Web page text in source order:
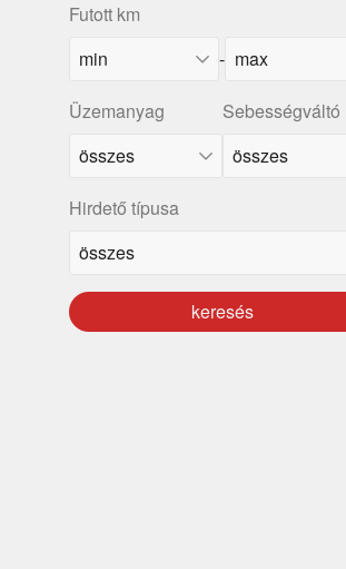
Futott km
-
Üzemanyag Sebességváltó
Hirdető típusa
keresés